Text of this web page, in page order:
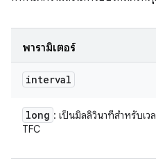
พารามิเตอร์
interval
long : เป็นมิลลิวินาทีสำหรับเว
TFC